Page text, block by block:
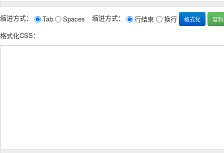
缩进方式： Tab Spaces 缩进方式： 行结束
换行
格式化CSS：